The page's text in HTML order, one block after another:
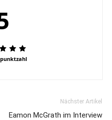
Nächster Artikel
Eamon McGrath im Interview